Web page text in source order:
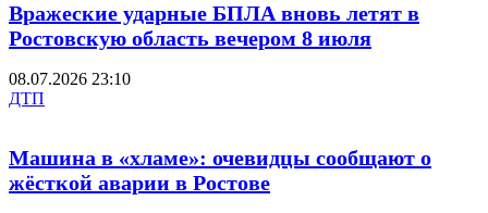
Вражеские ударные БПЛА вновь летят в
Ростовскую область вечером 8 июля
08.07.2026 23:10
ДТП
Машина в «хламе»: очевидцы сообщают о
жёсткой аварии в Ростове